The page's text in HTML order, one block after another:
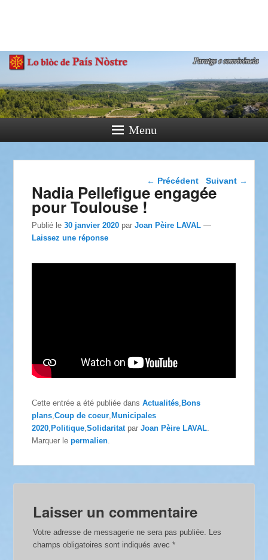
Paratge e Convivència
Menu
Navigation dans les
← Précédent Suivant →
Nadia Pellefigue engagée
pour Toulouse !
Publié le30 janvier 2020 parJoan Pèire LAVAL —
Laissez une réponse
Cette entrée a été publiée dansActualités, Bons
plans,Coup de coeur, Municipales
2020, Politique,SolidaritatparJoan Pèire LAVAL.
Marquer lepermalien.
Laisser un commentaire
Votre adresse de messagerie ne sera pas publiée. Les
champs obligatoires sont indiqués avec*